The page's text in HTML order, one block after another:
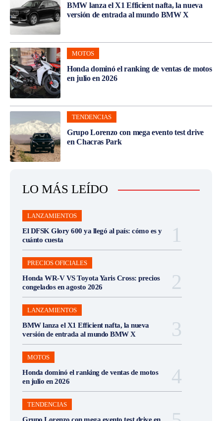
BMW lanza el X1 Efficient nafta, la nueva
versión de entrada al mundo BMW X
MOTOS
Honda dominó el ranking de ventas de motos
en julio en 2026
TENDENCIAS
Grupo Lorenzo con mega evento test drive
en Chacras Park
LO MÁS LEÍDO
LANZAMIENTOS
El DFSK Glory 600 ya llegó al país: cómo es y
cuánto cuesta
PRECIOS OFICIALES
Honda WR-V VS Toyota Yaris Cross: precios
congelados en agosto 2026
LANZAMIENTOS
BMW lanza el X1 Efficient nafta, la nueva
versión de entrada al mundo BMW X
MOTOS
Honda dominó el ranking de ventas de motos
en julio en 2026
TENDENCIAS
Grupo Lorenzo con mega evento test drive en